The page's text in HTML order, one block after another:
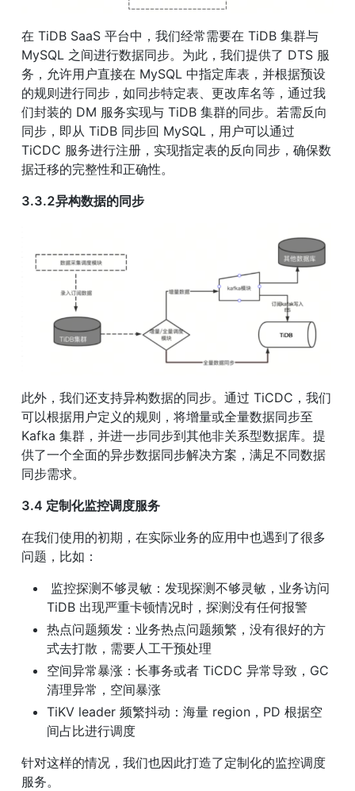
在 TiDB SaaS 平台中，我们经常需要在 TiDB 集群与
MySQL 之间进行数据同步。为此，我们提供了 DTS 服
务，允许用户直接在 MySQL 中指定库表，并根据预设
的规则进行同步，如同步特定表、更改库名等，通过我
们封装的 DM 服务实现与 TiDB 集群的同步。若需反向
同步，即从 TiDB 同步回 MySQL，用户可以通过
TiCDC 服务进行注册，实现指定表的反向同步，确保数
据迁移的完整性和正确性。
3.3.2异构数据的同步
此外，我们还支持异构数据的同步。通过 TiCDC，我们
可以根据用户定义的规则，将增量或全量数据同步至
Kafka 集群，并进一步同步到其他非关系型数据库。提
供了一个全面的异步数据同步解决方案，满足不同数据
同步需求。
3.4 定制化监控调度服务
在我们使用的初期，在实际业务的应用中也遇到了很多
问题，比如：
监控探测不够灵敏：发现探测不够灵敏，业务访问
TiDB 出现严重卡顿情况时，探测没有任何报警
热点问题频发：业务热点问题频繁，没有很好的方
式去打散，需要人工干预处理
空间异常暴涨：长事务或者 TiCDC 异常导致，GC
清理异常，空间暴涨
TiKV leader 频繁抖动：海量 region，PD 根据空
间占比进行调度
针对这样的情况，我们也因此打造了定制化的监控调度
服务。